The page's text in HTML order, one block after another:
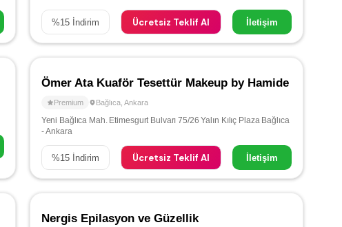
%15İndirim Ücretsiz Teklif Al İletişim
Ömer Ata Kuaför Tesettür Makeup by Hamide
Premium Bağlıca, Ankara
Yeni Bağlıca Mah. Etimesgurt Bulvarı 75/26 Yalın Kılıç Plaza Bağlıca
- Ankara
%15İndirim Ücretsiz Teklif Al İletişim
Nergis Epilasyon ve Güzellik